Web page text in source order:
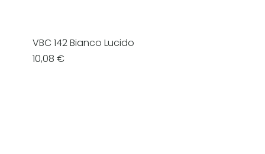
VBC 142 Bianco Lucido
Prezzo
10,08 €